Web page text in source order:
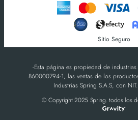
Sitio Seguro
-Esta página es propiedad de
860000794-1, las ventas de los
Industrias Spring S.A.S, con
© Copyright 2025 Spring. todos los